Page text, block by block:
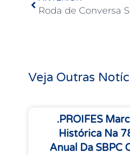
Veja Outras
.PROIFES
Histórica Na
Anual Da SBPC